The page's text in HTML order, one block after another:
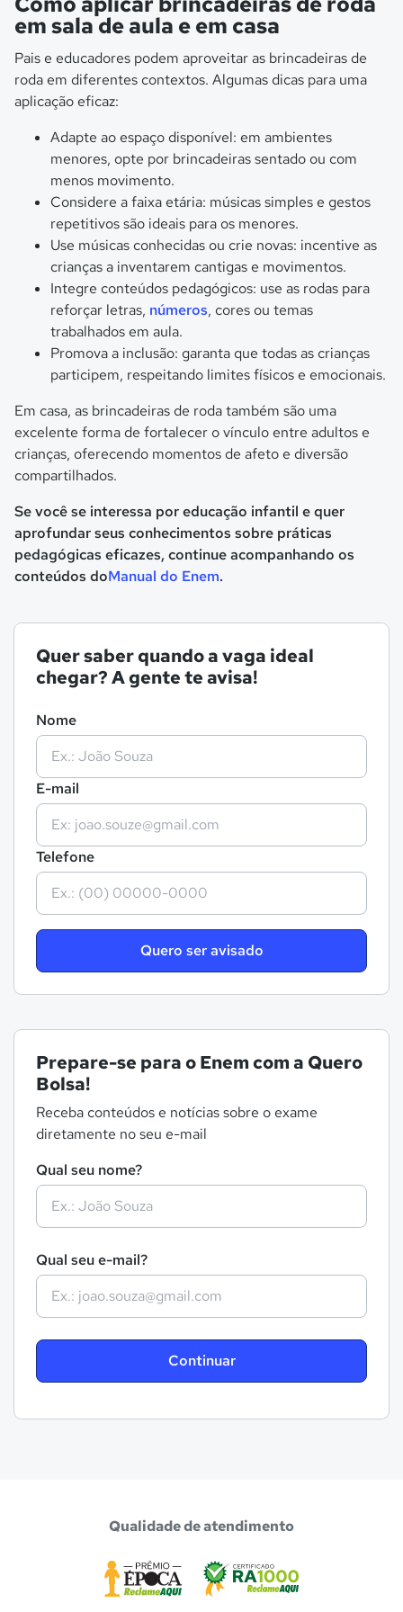
em sala de aula e em casa
Pais e educadores podem aproveitar as brincadeiras de
roda em diferentes contextos. Algumas dicas para uma
aplicação eficaz:
Adapte ao espaço disponível: em ambientes
menores, opte por brincadeiras sentado ou com
menos movimento.
Considere a faixa etária: músicas simples e gestos
repetitivos são ideais para os menores.
Use músicas conhecidas ou crie novas: incentive as
crianças a inventarem cantigas e movimentos.
Integre conteúdos pedagógicos: use as rodas para
reforçar letras, números, cores ou temas
trabalhados em aula.
Promova a inclusão: garanta que todas as crianças
participem, respeitando limites físicos e emocionais.
Em casa, as brincadeiras de roda também são uma
excelente forma de fortalecer o vínculo entre adultos e
crianças, oferecendo momentos de afeto e diversão
compartilhados.
Se você se interessa por educação infantil e quer
aprofundar seus conhecimentos sobre práticas
pedagógicas eficazes, continue acompanhando os
conteúdos doManual do Enem.
Quer saber quando a vaga ideal
chegar? A gente te avisa!
Nome
E-mail
Telefone
Quero ser avisado
Prepare-se para o Enem com a Quero
Bolsa!
Receba conteúdos e notícias sobre o exame
diretamente no seu e-mail
Qual seu nome?
Qual seu e-mail?
Continuar
Qualidade de atendimento